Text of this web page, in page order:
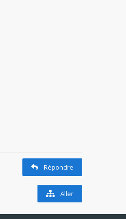
Répondre
Aller